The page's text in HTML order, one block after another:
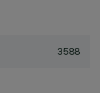
3588